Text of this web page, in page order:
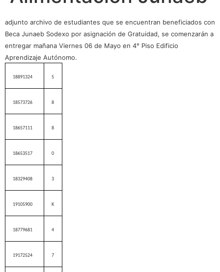
adjunto archivo de estudiantes que se encuentran beneficiados con
Beca Junaeb Sodexo por asignación de Gratuidad, se comenzarán a
entregar mañana Viernes 06 de Mayo en 4° Piso Edificio
Aprendizaje Autónomo.
18891324 5
18573726 8
18657111 8
18653517 0
18329408 3
19105900 K
18779681 4
19172524 7